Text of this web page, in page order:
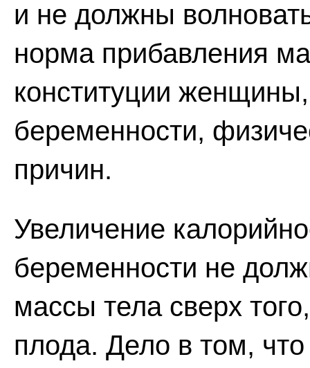
и не должны
норма прибавления
конституции
беременности,
причин.
Увеличение
беременности не
массы тела сверх
плода. Дело в том,